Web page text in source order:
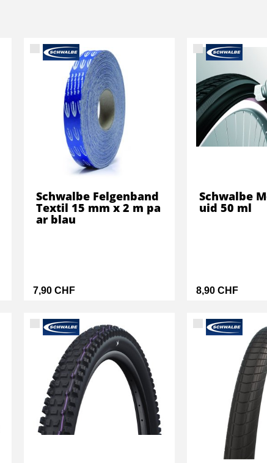
7,90 CHF
Schwalbe Felgenband
Textil 15 mm x 2 m pa
ar blau
8,90 CHF
Schwalbe
uid 50 ml